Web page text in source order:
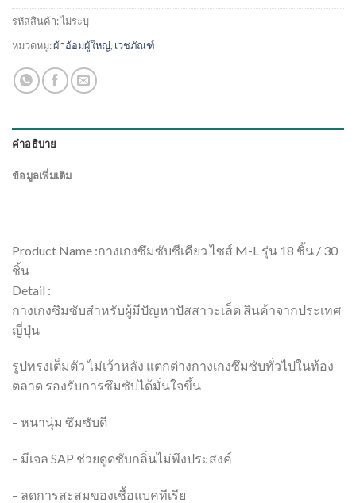
รหัสสินค้า:ไม่ระบุ
หมวดหมู่:ผ้าอ้อมผู้ใหญ่, เวชภัณฑ์
คำอธิบาย
ข้อมูลเพิ่มเติม
Product Name :กางเกงซึมซับซีเคียว ไซส์ M-L รุ่น 18 ชิ้น / 30
ชิ้น
Detail :
กางเกงซึมซับสำหรับผู้มีปัญหาปัสสาวะเล็ด สินค้าจากประเทศ
ญี่ปุ่น
รูปทรงเต็มตัว ไม่เว้าหลัง แตกต่างกางเกงซึมซับทั่วไปในท้อง
ตลาด รองรับการซึมซับได้มั่นใจขึ้น
– หนานุ่ม ซึมซับดี
– มีเจล SAP ช่วยดูดซับกลิ่นไม่พึงประสงค์
– ลดการสะสมของเชื้อแบคทีเรีย